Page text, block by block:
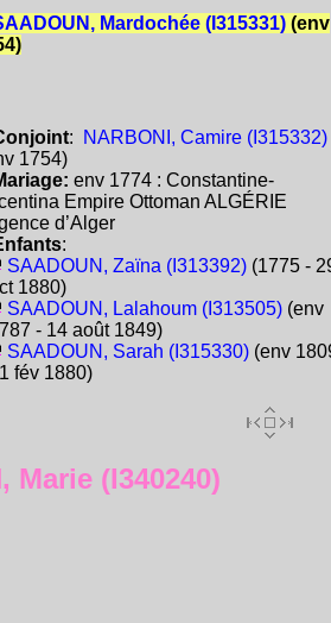
Mardochée (I315331)(env
:
NARBONI, Camire (I315332)
1754)
env 1774 : Constantine-
Empire Ottoman ALGÉRIE
d’Alger
:
SAADOUN, Zaïna (I313392)(1775 -
1880)
SAADOUN, Lalahoum (I313505)(env
- 14 août 1849)
SAADOUN, Sarah (I315330)(env
fév 1880)
Marie (I340240)